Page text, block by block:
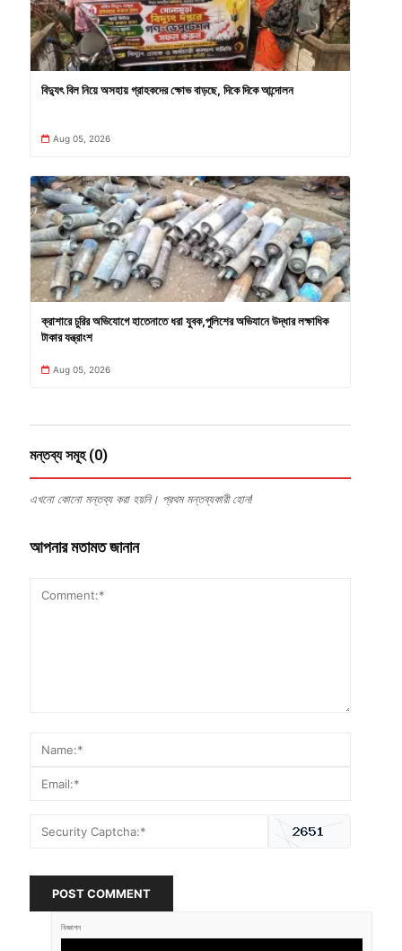
বিদ্যুৎ বিল নিয়ে অসহায় গ্রাহকদের ক্ষোভ বাড়ছে, দিকে দিকে আন্দোলন
Aug 05, 2026
ক্রাশারে চুরির অভিযোগে হাতেনাতে ধরা যুবক,পুলিশের অভিযানে উদ্ধার লক্ষাধিক
টাকার যন্ত্রাংশ
Aug 05, 2026
মন্তব্য সমূহ (0)
এখনো কোনো মন্তব্য করা হয়নি। প্রথম মন্তব্যকারী হোন!
আপনার মতামত জানান
POST COMMENT
বিজ্ঞাপন